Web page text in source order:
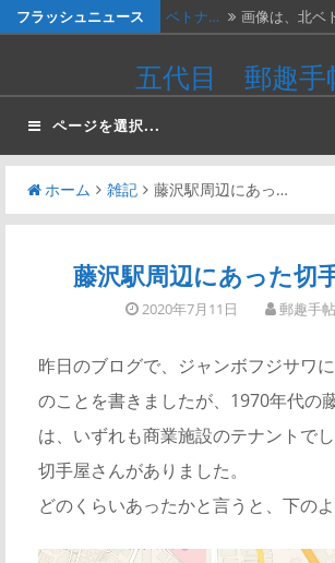
へ
キ
フラッシュニュース ベトナ… 画像は、北ベ
画像は、
ネパー… 画像は1967
画…
かつお…
２週間無休で
…
五代目 郵趣手
ページを選択...
ホーム 雑記 藤沢駅周辺にあっ…
藤沢駅周辺にあった切
2020年7月11日 郵趣手帖
昨日のブログで、ジャンボフジサワ
のことを書きましたが、1970年代の
は、いずれも商業施設のテナントで
切手屋さんがありました。
どのくらいあったかと言うと、下のよ